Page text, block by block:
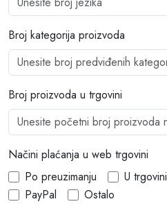
Broj kategorija proizvoda
Broj proizvoda u trgovini
Načini plaćanja u web trgovini
Po preuzimanju
U trgovini
PayPal
Ostalo